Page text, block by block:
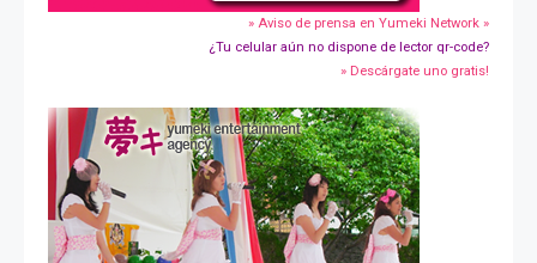
» Aviso de prensa en Yumeki Network »
¿Tu celular aún no dispone de lector qr-code?
» Descárgate uno gratis!